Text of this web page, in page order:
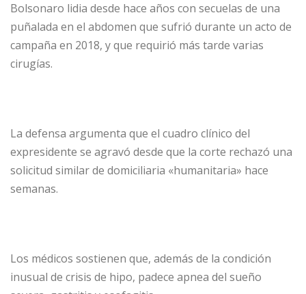
Bolsonaro lidia desde hace años con secuelas de una
puñalada en el abdomen que sufrió durante un acto de
campaña en 2018, y que requirió más tarde varias
cirugías.
La defensa argumenta que el cuadro clínico del
expresidente se agravó desde que la corte rechazó una
solicitud similar de domiciliaria «humanitaria» hace
semanas.
Los médicos sostienen que, además de la condición
inusual de crisis de hipo, padece apnea del sueño